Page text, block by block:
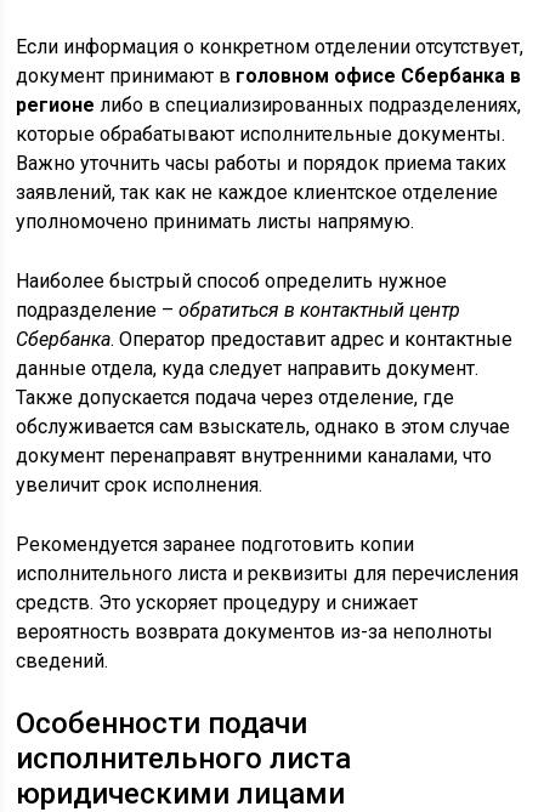
Если информация о конкретном отделении отсутствует,
документ принимают в головном офисе Сбербанка в
регионе либо в специализированных подразделениях,
которые обрабатывают исполнительные документы.
Важно уточнить часы работы и порядок приема таких
заявлений, так как не каждое клиентское отделение
уполномочено принимать листы напрямую.
Наиболее быстрый способ определить нужное
подразделение –обратиться в контактный центр
Сбербанка. Оператор предоставит адрес и контактные
данные отдела, куда следует направить документ.
Также допускается подача через отделение, где
обслуживается сам взыскатель, однако в этом случае
документ перенаправят внутренними каналами, что
увеличит срок исполнения.
Рекомендуется заранее подготовить копии
исполнительного листа и реквизиты для перечисления
средств. Это ускоряет процедуру и снижает
вероятность возврата документов из-за неполноты
сведений.
Особенности подачи
исполнительного листа
юридическими лицами